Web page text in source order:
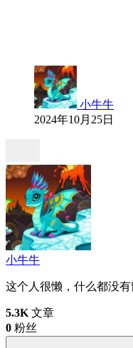
小牛牛
2024年10月25日
小牛牛
这个人很懒，什么都没有
5.3K 文章
0 粉丝